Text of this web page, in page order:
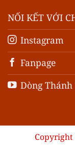
NỐI KẾT VỚI
Instagram
Fanpage
Dòng